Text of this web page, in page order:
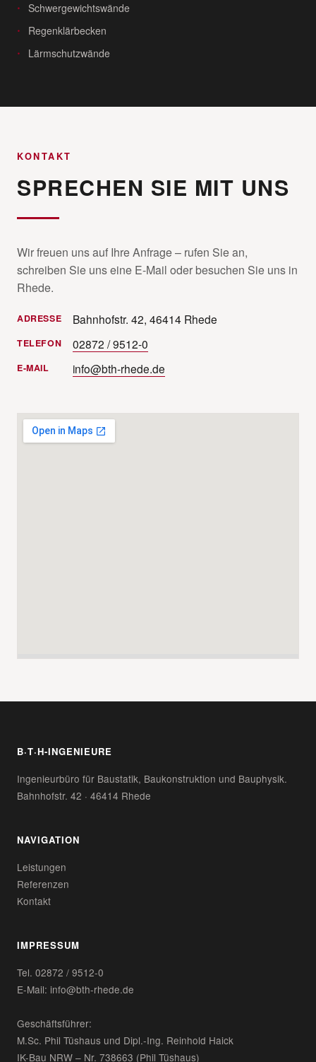
Schwergewichtswände
Regenklärbecken
Lärmschutzwände
KONTAKT
SPRECHEN SIE MIT UNS
Wir freuen uns auf Ihre Anfrage – rufen Sie an,
schreiben Sie uns eine E-Mail oder besuchen Sie uns in
Rhede.
ADRESSE Bahnhofstr. 42, 46414 Rhede
TELEFON 02872 / 9512-0
E-MAIL info@bth-rhede.de
B·T·H-INGENIEURE
Ingenieurbüro für Baustatik, Baukonstruktion und Bauphysik.
Bahnhofstr. 42 · 46414 Rhede
NAVIGATION
Leistungen
Referenzen
Kontakt
IMPRESSUM
Tel. 02872 / 9512-0
E-Mail: info@bth-rhede.de
Geschäftsführer:
M.Sc. Phil Tüshaus und Dipl.-Ing. Reinhold Haick
IK-Bau NRW – Nr. 738663 (Phil Tüshaus)